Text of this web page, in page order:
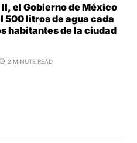
II, el Gobierno de México
500 litros de agua cada
habitantes de la ciudad
2 MINUTE READ